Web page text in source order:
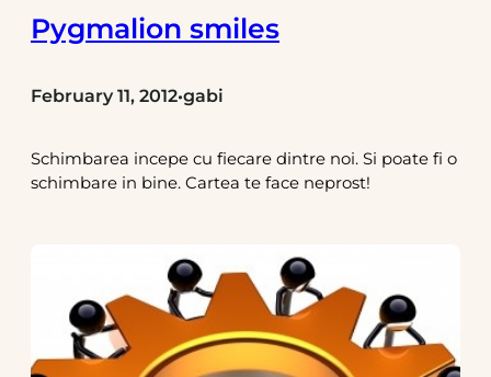
Pygmalion smiles
February 11, 2012•gabi
Schimbarea incepe cu fiecare dintre noi. Si poate fi o
schimbare in bine. Cartea te face neprost!